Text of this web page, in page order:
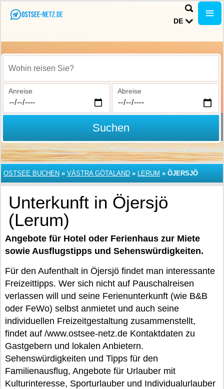
DE
Wohin reisen Sie?
Anreise Abreise
Suchen
OSTSEE BUCHEN » VÄSTRA GÖTALAND » LERUM » ÖJERSJÖ
Unterkunft in Öjersjö
(Lerum)
Angebote für Hotel oder Ferienhaus zur Miete
sowie Ausflugstipps und Sehenswürdigkeiten.
Für den Aufenthalt in Öjersjö findet man interessante
Freizeittipps. Wer sich nicht auf Pauschalreisen
verlassen will und seine Ferienunterkunft (wie B&B
oder FeWo) selbst anmietet und auch seine
individuellen Freizeitgestaltung zusammenstellt,
findet auf /www.ostsee-netz.de Kontaktdaten zu
Gastgebern und lokalen Anbietern.
Sehenswürdigkeiten und Tipps für den
Familienausflug, Angebote für Urlauber mit
Kulturinteresse, Sporturlauber und Individualurlauber